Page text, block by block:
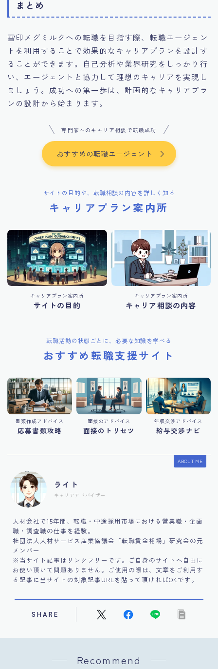
まとめ
雪印メグミルクへの転職を目指す際、転職エージェン
トを利用することで効果的なキャリアプランを設計す
ることができます。自己分析や業界研究をしっかり行
い、エージェントと協力して理想のキャリアを実現し
ましょう。成功への第一歩は、計画的なキャリアプラ
ンの設計から始まります。
専門家へのキャリア相談で転職成功
おすすめの転職エージェント
サイトの目的や、転職相談の内容を詳しく知る
キャリアプラン案内所
キャリアプラン案内所
サイトの目的
キャリアプラン案内所
キャリア相談の内容
転職活動の状態ごとに、必要な知識を学べる
おすすめ転職支援サイト
書類作成アドバイス
応募書類攻略
面接のアドバイス
面接のトリセツ
年収交渉アドバイス
給与交渉ナビ
ABOUT ME
ライト
キャリアアドバイザー
人材会社で15年間、転職・中途採用市場における営業職・企画
職・調査職の仕事を経験。
社団法人人材サービス産業協議会「転職賃金相場」研究会の元
メンバー
※当サイト記事はリンクフリーです。ご自身のサイトへ自由に
お使い頂いて問題ありません。ご使用の際は、文章をご利用す
る記事に当サイトの対象記事URLを貼って頂ければOKです。
SHARE
Recommend